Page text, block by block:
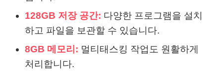
128GB 저장 공간: 다양한 프로그램을 설치
하고 파일을 보관할 수 있습니다.
8GB 메모리: 멀티태스킹 작업도 원활하게
처리합니다.